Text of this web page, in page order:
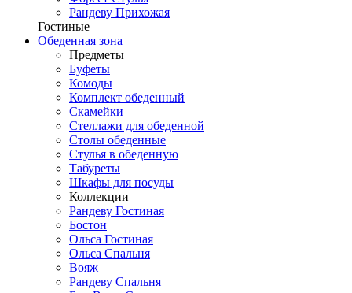
Рандеву Прихожая
Гостиные
Обеденная зона
Предметы
Буфеты
Комоды
Комплект обеденный
Скамейки
Стеллажи для обеденной
Столы обеденные
Стулья в обеденную
Табуреты
Шкафы для посуды
Коллекции
Рандеву Гостиная
Бостон
Ольса Гостиная
Ольса Спальня
Вояж
Рандеву Спальня